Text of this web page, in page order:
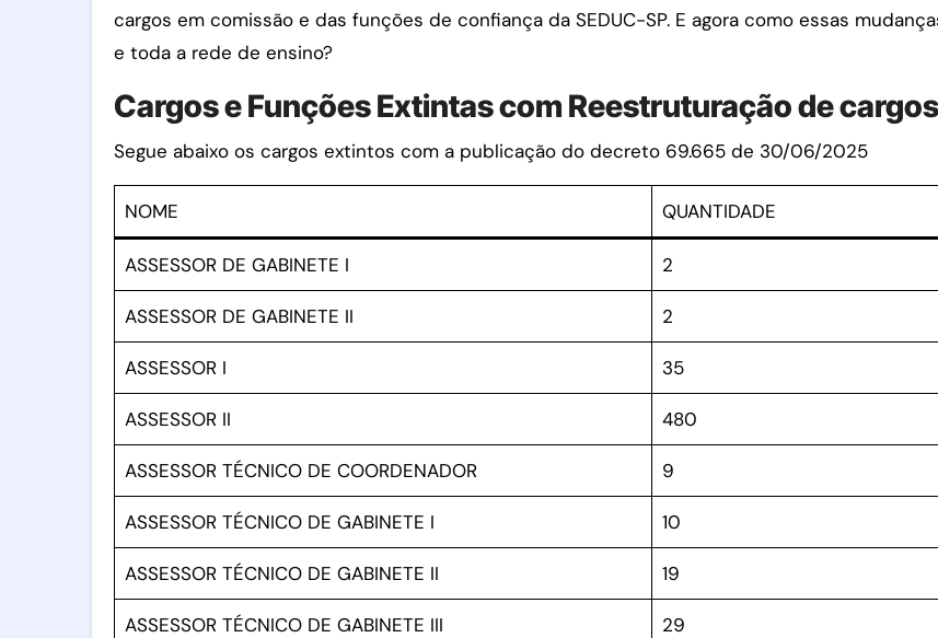
cargos em comissão e das funções de confiança da SEDUC-SP. E agora como essas
e toda a rede de ensino?
Cargos e Funções Extintas com Reestruturação de
Segue abaixo os cargos extintos com a publicação do decreto 69.665 de 30/06/2025
NOME QUANTIDADE
ASSESSOR DE GABINETE I 2
ASSESSOR DE GABINETE II 2
ASSESSOR I 35
ASSESSOR II 480
ASSESSOR TÉCNICO DE COORDENADOR 9
ASSESSOR TÉCNICO DE GABINETE I 10
ASSESSOR TÉCNICO DE GABINETE II 19
ASSESSOR TÉCNICO DE GABINETE III 29